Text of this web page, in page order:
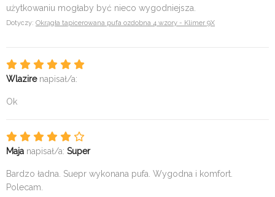
użytkowaniu mogłaby być nieco wygodniejsza.
Dotyczy: Okrągła tapicerowana pufa ozdobna 4 wzory - Klimer 9X
Wlazirenapisał/a:
Ok
Maja napisał/a: Super
Bardzo ładna. Suepr wykonana pufa. Wygodna i komfort.
Polecam.